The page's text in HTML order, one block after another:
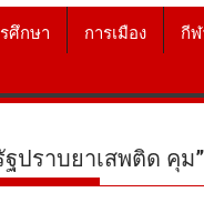
ศึกษา การเมือง กีฬ
ปราบยาเสพติด คุม